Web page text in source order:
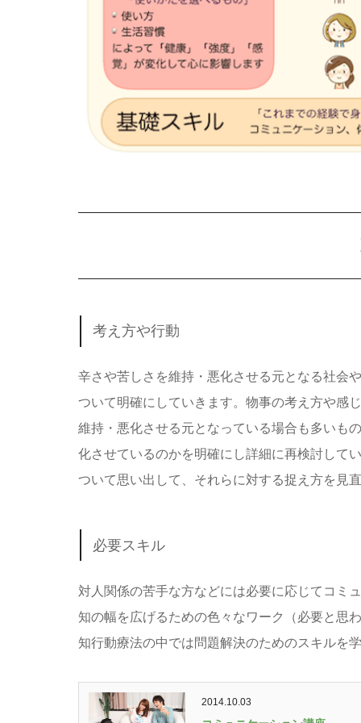
考え方や行動
辛さや苦しさを維持・悪化させる元となる社会
ついて明確にしていきます。物事の考え方や感
維持・悪化させる元となっている場合も多いも
化させているのかを明確にし詳細に再検討して
ついて思い出して、それらに対する捉え方を見
必要スキル
対人関係の苦手な方などには必要に応じてコミ
知の幅を広げるための色々なワーク（必要と思
知行動療法の中では問題解決のためのスキルを
2014.10.03